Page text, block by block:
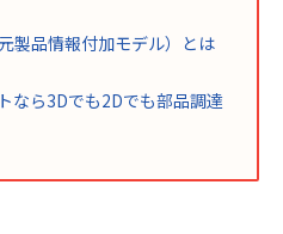
製品情報付加モデル）とは
なら3Dでも2Dでも部品調達